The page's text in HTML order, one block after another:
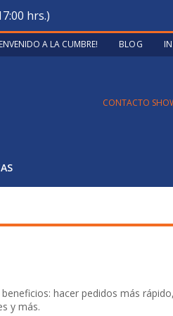
hrs.)
A LA CUMBRE! BLOG
CONTACTO
hacer pedidos más
y más.